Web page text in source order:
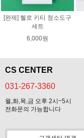
[완제] 헬로 키티 청소도구
세트
6,000원
CS CENTER
031-267-3360
월,화,목,금 오후 2시~5시
전화문의 가능합니다